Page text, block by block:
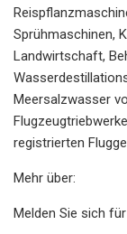
Sprühmaschinen,
Landwirtschaft,
Meersalzwasser
registrierten
Mehr über:
Melden Sie sich